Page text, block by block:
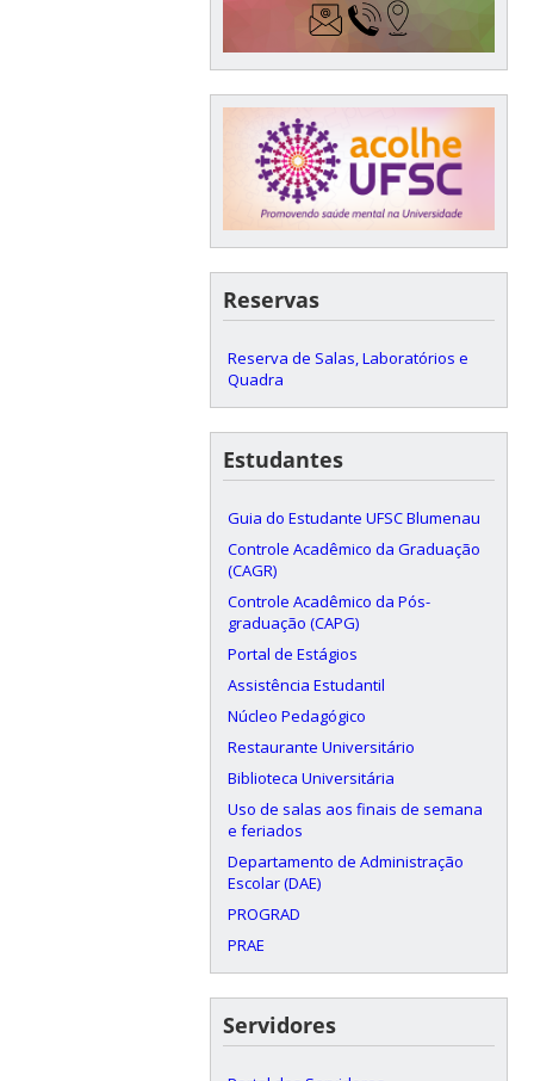
Reservas
Reserva de Salas, Laboratórios e
Quadra
Estudantes
Guia do Estudante UFSC Blumenau
Controle Acadêmico da Graduação
(CAGR)
Controle Acadêmico da Pós-
graduação (CAPG)
Portal de Estágios
Assistência Estudantil
Núcleo Pedagógico
Restaurante Universitário
Biblioteca Universitária
Uso de salas aos finais de semana
e feriados
Departamento de Administração
Escolar (DAE)
PROGRAD
PRAE
Servidores